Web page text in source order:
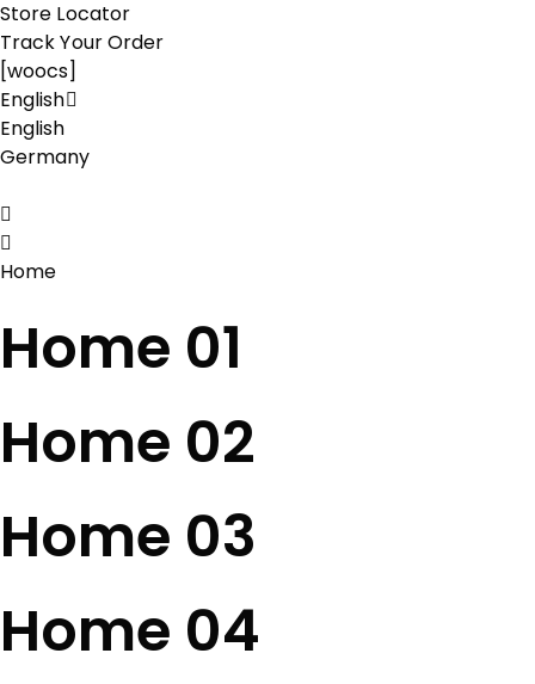
Store Locator
Track Your Order
[woocs]
English
English
Germany
Home
Home 01
Home 02
Home 03
Home 04